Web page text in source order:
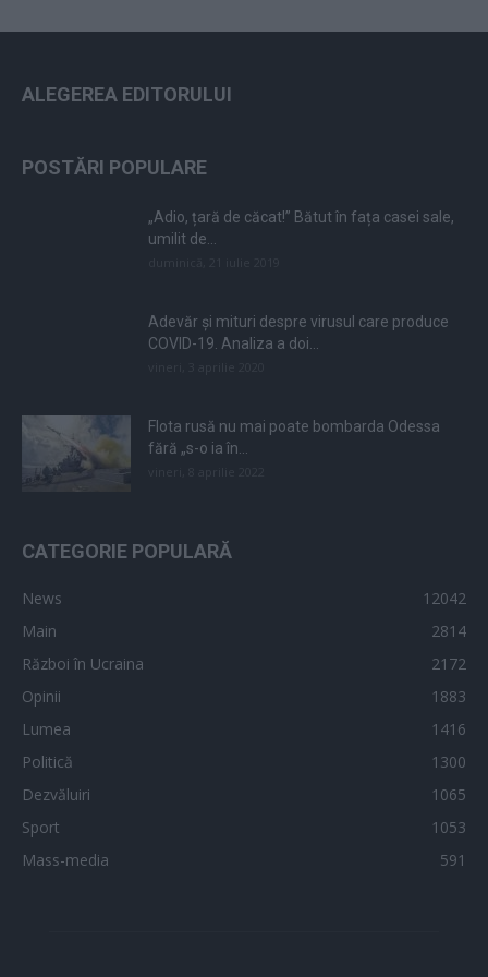
ALEGEREA EDITORULUI
POSTĂRI POPULARE
„Adio, țară de căcat!” Bătut în fața casei sale,
umilit de...
Adevăr și mituri despre virusul care produce
COVID-19. Analiza a doi...
Flota rusă nu mai poate bombarda Odessa
fără „s-o ia în...
CATEGORIE POPULARĂ
News
12042
Main
2814
Război în Ucraina
2172
Opinii
1883
Lumea
1416
Politică
1300
Dezvăluiri
1065
Sport
1053
Mass-media
591